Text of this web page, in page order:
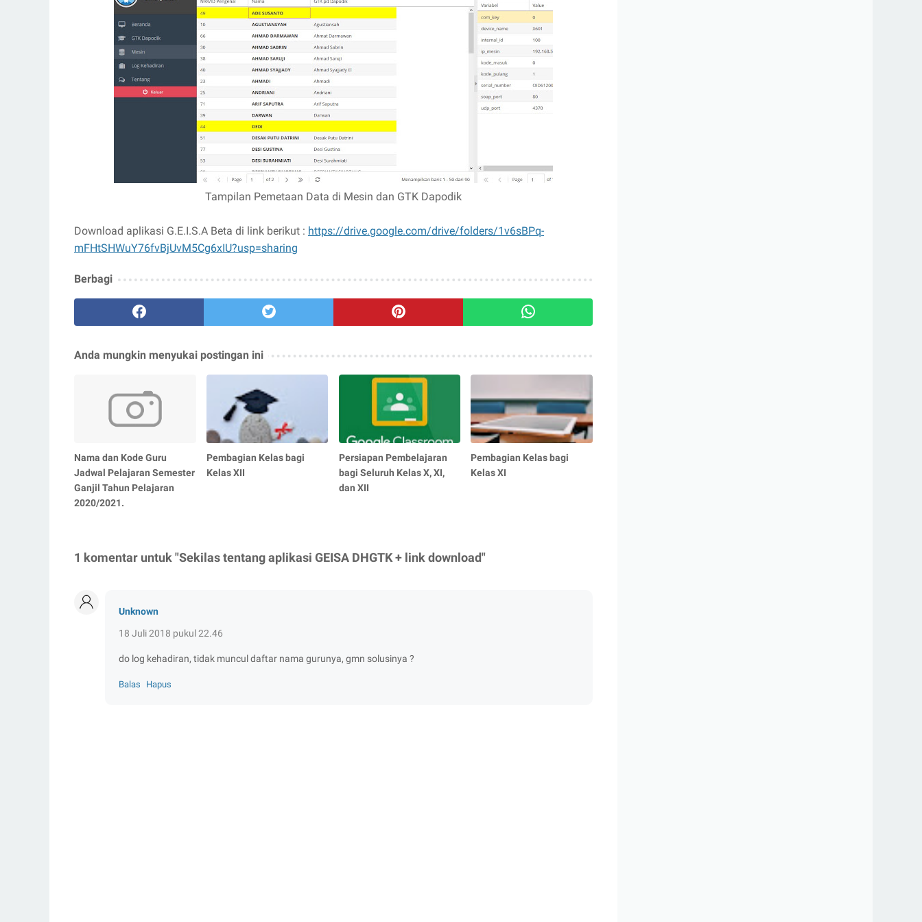
Tampilan Pemetaan Data di Mesin dan GTK Dapodik
Download aplikasi G.E.I.S.A Beta di link berikut : https://drive.google.com/drive/folders/1v6sBPq-
mFHtSHWuY76fvBjUvM5Cg6xIU?usp=sharing
Berbagi
Anda mungkin menyukai postingan ini
Nama dan Kode Guru
Jadwal Pelajaran Semester
Ganjil Tahun Pelajaran
2020/2021.
Pembagian Kelas bagi
Kelas XII
Persiapan Pembelajaran
bagi Seluruh Kelas X, XI,
dan XII
Pembagian Kelas bagi
Kelas XI
1 komentar untuk "Sekilas tentang aplikasi GEISA DHGTK + link download"
Unknown
18 Juli 2018 pukul 22.46
do log kehadiran, tidak muncul daftar nama gurunya, gmn solusinya ?
Balas Hapus